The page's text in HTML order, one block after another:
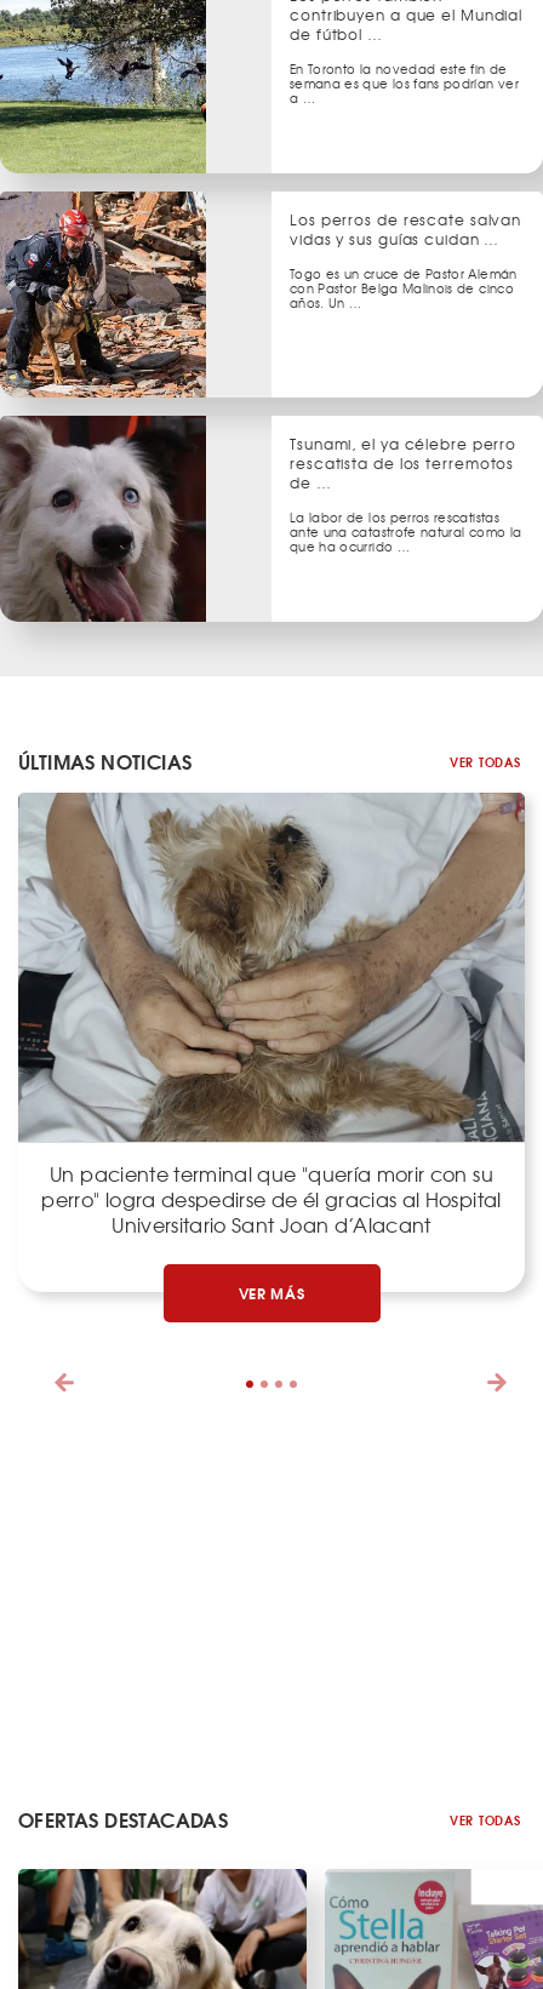
contribuyen a que el Mundial
de fútbol …
En Toronto la novedad este fin de
semana es que los fans podrían ver
a …
Los perros de rescate salvan
vidas y sus guías cuidan …
Togo es un cruce de Pastor Alemán
con Pastor Belga Malinois de cinco
años. Un …
Tsunami, el ya célebre perro
rescatista de los terremotos
de …
La labor de los perros rescatistas
ante una catastrofe natural como la
que ha ocurrido …
ÚLTIMAS NOTICIAS VER TODAS
Un paciente terminal que "quería morir con su
perro" logra despedirse de él gracias al Hospital
Universitario Sant Joan d’Alacant
VER MÁS
OFERTAS DESTACADAS VER TODAS